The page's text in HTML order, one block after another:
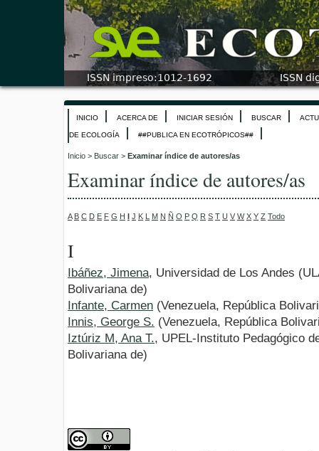
INICIO ACERCA DE INICIAR SESIÓN BUSCAR
DE ECOLOGÍA ##PUBLICA EN ECOTRÓPICOS##
Inicio > Buscar > Examinar índice de autores/as
Examinar índice de autores/as
A B C D E F G H I J K L M N Ñ O P Q R S T U V W X Y Z Todo
I
Ibáñez, Jimena, Universidad de Los Andes
Bolivariana de)
Infante, Carmen (Venezuela, República
Innis, George S. (Venezuela, República
Iztúriz M, Ana T., UPEL-Instituto Pedagógico
Bolivariana de)